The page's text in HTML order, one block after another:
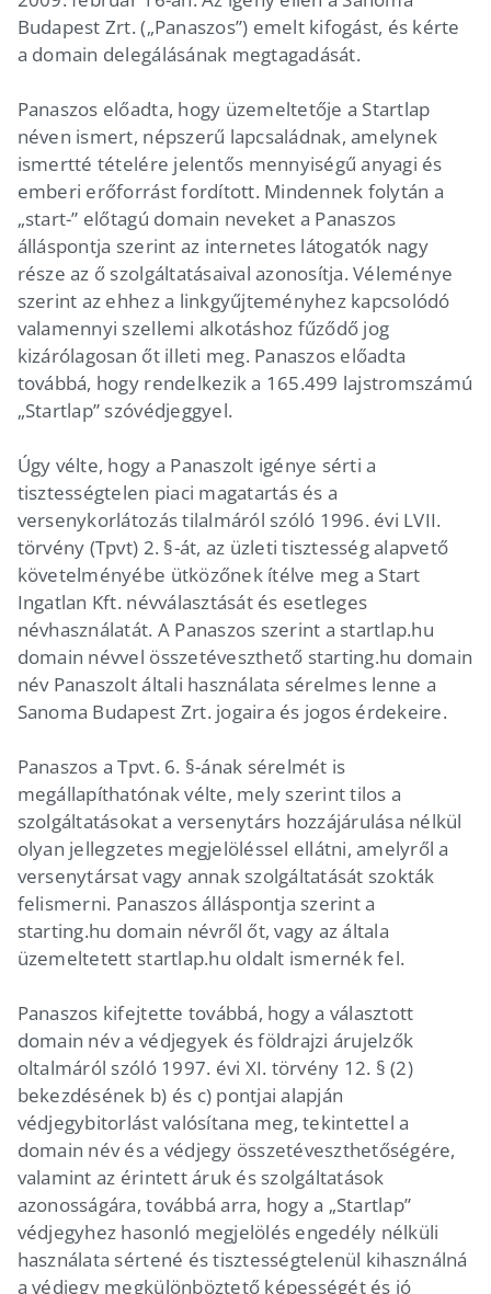
Budapest Zrt. („Panaszos”) emelt kifogást, és kérte
a domain delegálásának megtagadását.
Panaszos előadta, hogy üzemeltetője a Startlap
néven ismert, népszerű lapcsaládnak, amelynek
ismertté tételére jelentős mennyiségű anyagi és
emberi erőforrást fordított. Mindennek folytán a
„start-” előtagú domain neveket a Panaszos
álláspontja szerint az internetes látogatók nagy
része az ő szolgáltatásaival azonosítja. Véleménye
szerint az ehhez a linkgyűjteményhez kapcsolódó
valamennyi szellemi alkotáshoz fűződő jog
kizárólagosan őt illeti meg. Panaszos előadta
továbbá, hogy rendelkezik a 165.499 lajstromszámú
„Startlap” szóvédjeggyel.
Úgy vélte, hogy a Panaszolt igénye sérti a
tisztességtelen piaci magatartás és a
versenykorlátozás tilalmáról szóló 1996. évi LVII.
törvény (Tpvt) 2. §-át, az üzleti tisztesség alapvető
követelményébe ütközőnek ítélve meg a Start
Ingatlan Kft. névválasztását és esetleges
névhasználatát. A Panaszos szerint a startlap.hu
domain névvel összetéveszthető starting.hu domain
név Panaszolt általi használata sérelmes lenne a
Sanoma Budapest Zrt. jogaira és jogos érdekeire.
Panaszos a Tpvt. 6. §-ának sérelmét is
megállapíthatónak vélte, mely szerint tilos a
szolgáltatásokat a versenytárs hozzájárulása nélkül
olyan jellegzetes megjelöléssel ellátni, amelyről a
versenytársat vagy annak szolgáltatását szokták
felismerni. Panaszos álláspontja szerint a
starting.hu domain névről őt, vagy az általa
üzemeltetett startlap.hu oldalt ismernék fel.
Panaszos kifejtette továbbá, hogy a választott
domain név a védjegyek és földrajzi árujelzők
oltalmáról szóló 1997. évi XI. törvény 12. § (2)
bekezdésének b) és c) pontjai alapján
védjegybitorlást valósítana meg, tekintettel a
domain név és a védjegy összetéveszthetőségére,
valamint az érintett áruk és szolgáltatások
azonosságára, továbbá arra, hogy a „Startlap”
védjegyhez hasonló megjelölés engedély nélküli
használata sértené és tisztességtelenül kihasználná
a védjegy megkülönböztető képességét és jó